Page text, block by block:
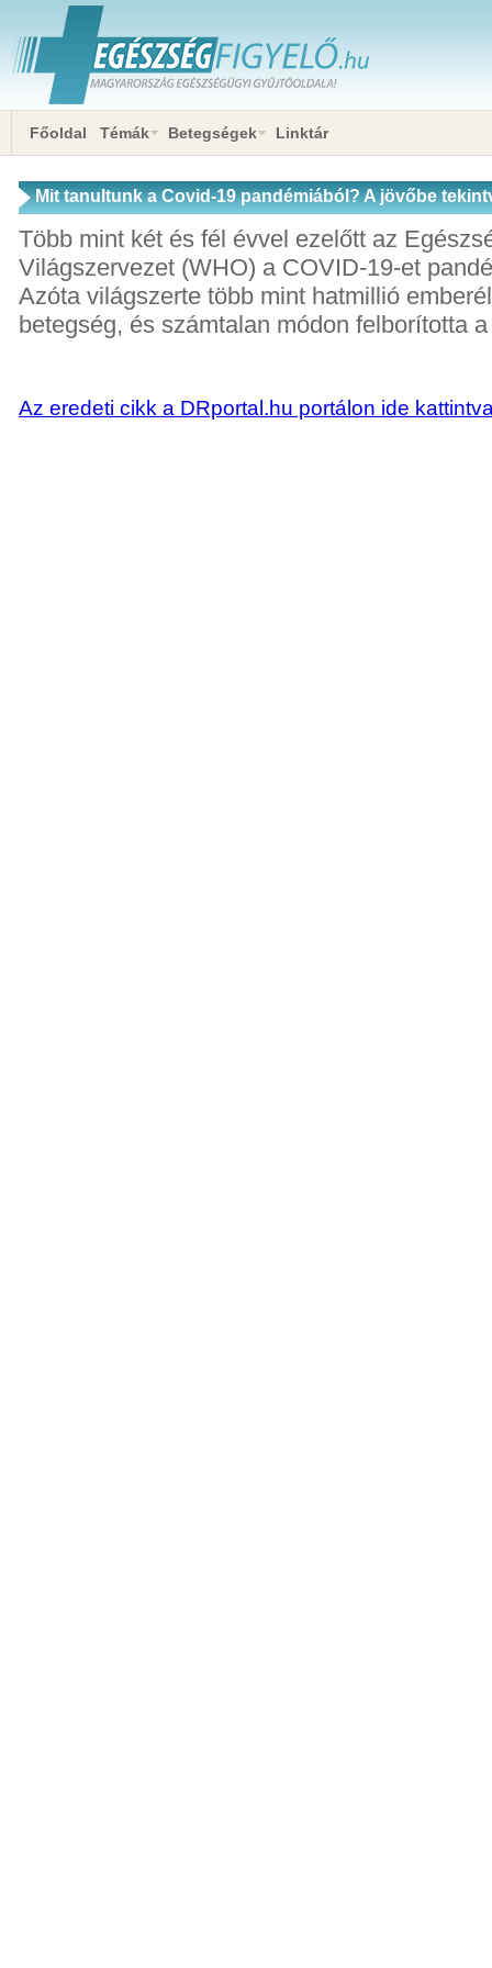
Főoldal Témák Betegségek Linktár
Mit tanultunk a Covid-19 pandémiából? A jövőbe
Több mint két és fél évvel ezelőtt az
Világszervezet (WHO) a COVID-19-et
Azóta világszerte több mint hatmillió
betegség, és számtalan módon felborította
Az eredeti cikk a DRportal.hu portálon ide